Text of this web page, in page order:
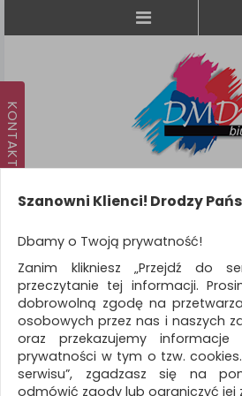
KATEGORIE
WSZYSTKIE KATEGORIE
FILTRY
Szanowni Klienci! Drodzy
Dbamy o Twoją prywatność!
Zanim klikniesz „Przejdź do
przeczytanie tej informacji.
dobrowolną zgodę na
osobowych przez nas i naszych
oraz przekazujemy
prywatności w tym o tzw. cookies.
serwisu”, zgadzasz się na
odmówić zgody lub ograniczyć jej